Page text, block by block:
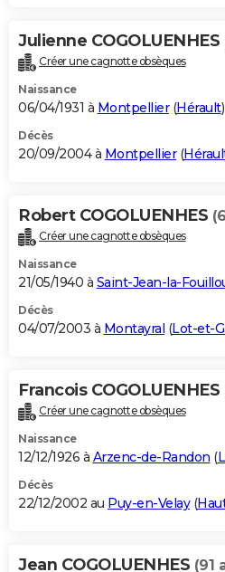
Julienne COGOLUENHES
Créer une cagnotte obsèques
Naissance
06/04/1931 à Montpellier(Hérault)
Décès
20/09/2004 à Montpellier(
Robert COGOLUENHES
Créer une cagnotte obsèques
Naissance
21/05/1940 à Saint-Jean-la-
Décès
04/07/2003 à Montayral (Lot-et-
Francois COGOLUENHES
Créer une cagnotte obsèques
Naissance
12/12/1926 à Arzenc-de-Randon (
Décès
22/12/2002 au Puy-en-Velay(
Jean COGOLUENHES (91